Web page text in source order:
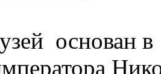
основан в